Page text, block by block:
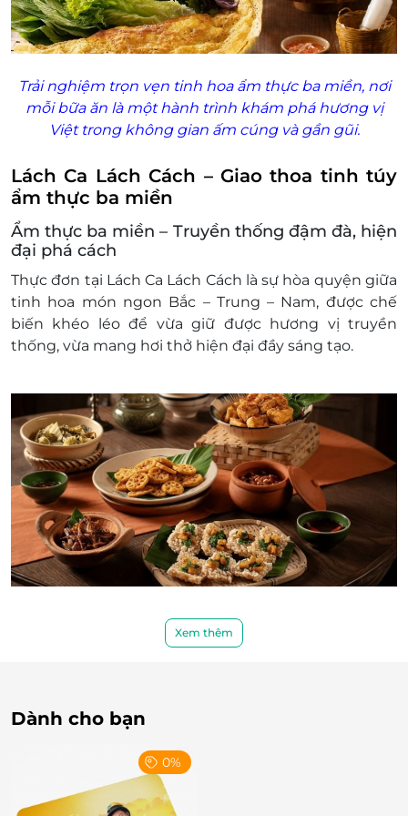
Trải nghiệm trọn vẹn tinh hoa ẩm thực ba miền, nơi
mỗi bữa ăn là một hành trình khám phá hương vị
Việt trong không gian ấm cúng và gần gũi.
Lách Ca Lách Cách – Giao thoa tinh túy
ẩm thực ba miền
Ẩm thực ba miền – Truyền thống đậm đà, hiện
đại phá cách
Thực đơn tại Lách Ca Lách Cách là sự hòa quyện giữa
tinh hoa món ngon Bắc – Trung – Nam, được chế
biến khéo léo để vừa giữ được hương vị truyền
thống, vừa mang hơi thở hiện đại đầy sáng tạo.
Xem thêm
Dành cho bạn
0%